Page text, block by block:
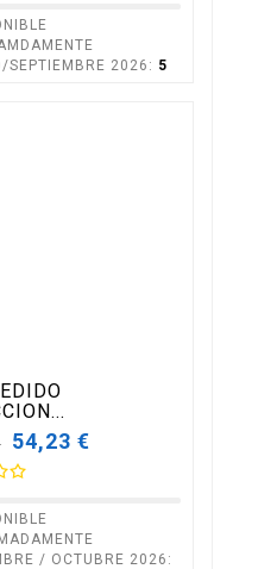
SEPTIEMBRE 2026: 5
54,23 €
/ OCTUBRE 2026: